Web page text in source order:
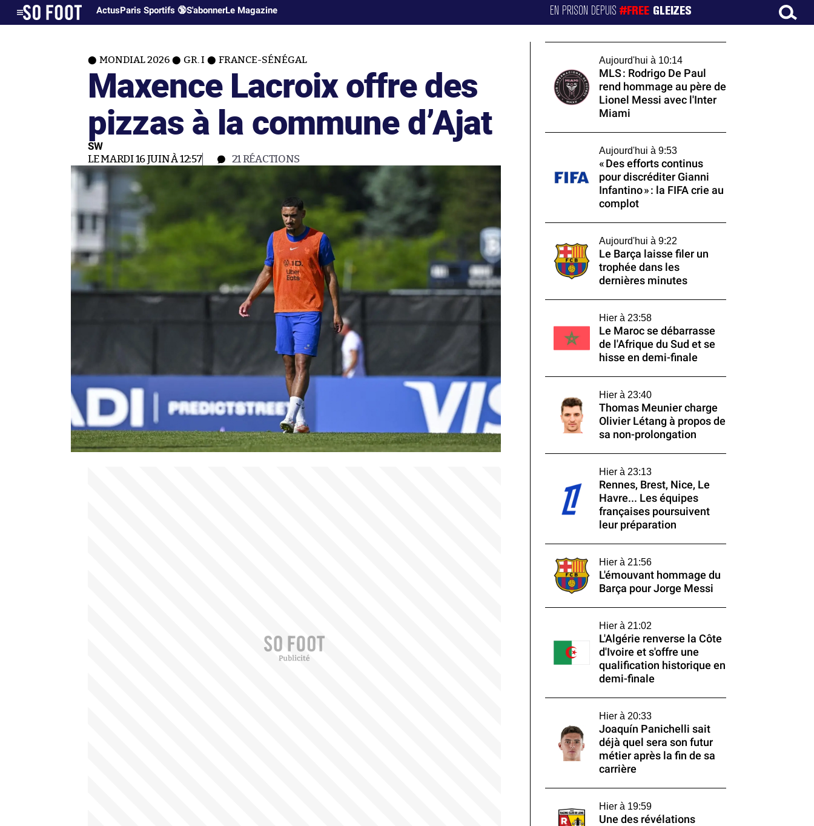
ActusParis Sportifs 🔞S'abonnerLe Magazine EN PRISON DEPUIS#FREE GLEIZES
MONDIAL 2026 GR. I FRANCE-SÉNÉGAL
Maxence Lacroix offre des
pizzas à la commune d’Ajat
SW
LE MARDI 16 JUIN À 12:57 21 RÉACTIONS
Aujourd'hui à 10:14
MLS : Rodrigo De Paul
rend hommage au père de
Lionel Messi avec l'Inter
Miami
Aujourd'hui à 9:53
« Des efforts continus
pour discréditer Gianni
Infantino » : la FIFA crie au
complot
Aujourd'hui à 9:22
Le Barça laisse filer un
trophée dans les
dernières minutes
Hier à 23:58
Le Maroc se débarrasse
de l'Afrique du Sud et se
hisse en demi-finale
Hier à 23:40
Thomas Meunier charge
Olivier Létang à propos de
sa non-prolongation
Hier à 23:13
Rennes, Brest, Nice, Le
Havre... Les équipes
françaises poursuivent
leur préparation
Hier à 21:56
L'émouvant hommage du
Barça pour Jorge Messi
Hier à 21:02
L'Algérie renverse la Côte
d'Ivoire et s'offre une
qualification historique en
demi-finale
Hier à 20:33
Joaquín Panichelli sait
déjà quel sera son futur
métier après la fin de sa
carrière
Hier à 19:59
Une des révélations